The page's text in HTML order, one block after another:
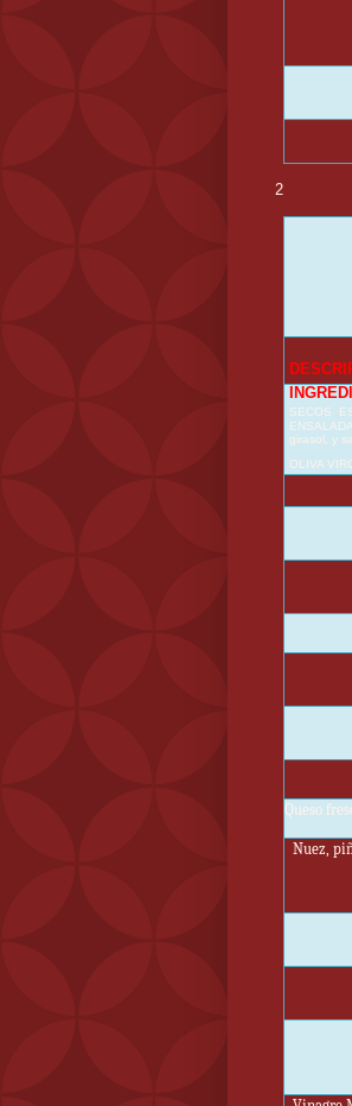
2
SECOS
girasol, y
OLIVA
Queso
Nuez,